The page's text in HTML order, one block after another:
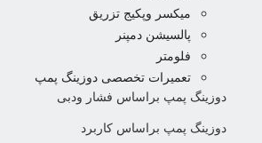
میکسر وپکیج تزریق
پالسیشن دمپنر
فلومتر
تعمیرات تخصصی دوزینگ پمپ
دوزینگ پمپ براساس فشار ودبی
دوزینگ پمپ براساس کاربرد